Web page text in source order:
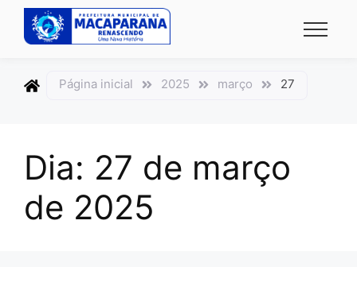
conteúdo
conteúdo
Página inicial 2025 março 27
Dia: 27 de março
de 2025